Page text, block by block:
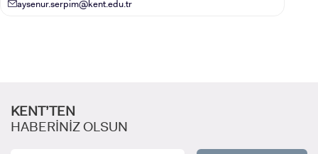
aysenur.serpim@kent.edu.tr
KENT’TEN
HABERİNİZ OLSUN